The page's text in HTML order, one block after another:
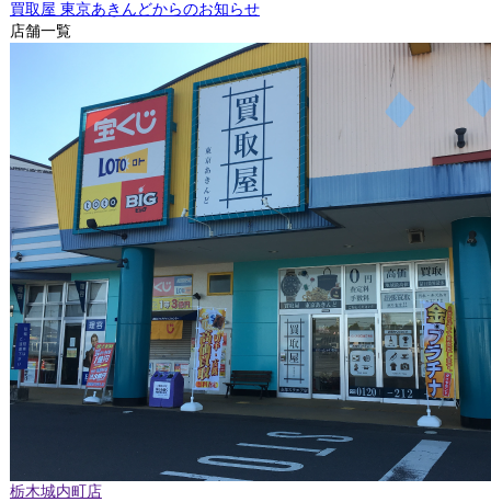
買取屋 東京あきんどからのお知らせ
店舗一覧
栃木城内町店